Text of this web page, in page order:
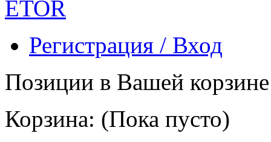
Регистрация / Вход
Позиции в Вашей
Корзина: (Пока пусто)